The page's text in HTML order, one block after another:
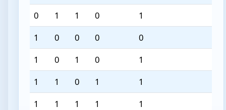
0
1 1 0
1
1
0 0 0
0
1
0 1 0
1
1
1 0 1
1
1
1 1 1 1